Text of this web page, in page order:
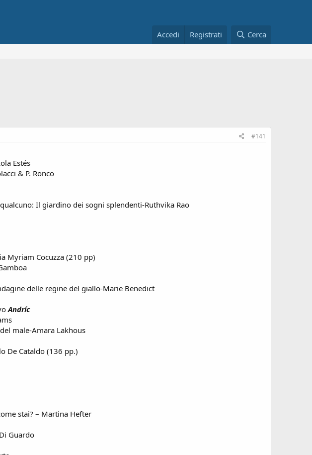
Accedi Registrati Cerca
#141
Estés
& P. Ronco
Il giardino dei sogni splendenti-Ruthvika Rao
Myriam Cocuzza (210 pp)
delle regine del giallo-Marie Benedict
Andríc
male-Amara Lakhous
De Cataldo (136 pp.)
stai? – Martina Hefter
Guardo